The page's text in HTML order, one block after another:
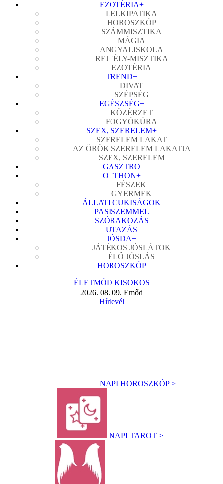
EZOTÉRIA+
LELKIPATIKA
HOROSZKÓP
SZÁMMISZTIKA
MÁGIA
ANGYALISKOLA
REJTÉLY-MISZTIKA
EZOTÉRIA
TREND+
DIVAT
SZÉPSÉG
EGÉSZSÉG+
KÖZÉRZET
FOGYÓKÚRA
SZEX, SZERELEM+
SZERELEM LAKAT
AZ ÖRÖK SZERELEM LAKATJA
SZEX, SZERELEM
GASZTRO
OTTHON+
FÉSZEK
GYERMEK
ÁLLATI CUKISÁGOK
PASISZEMMEL
SZÓRAKOZÁS
UTAZÁS
JÓSDA+
JÁTÉKOS JÓSLÁTOK
ÉLŐ JÓSLÁS
HOROSZKÓP
ÉLETMÓD KISOKOS
2026. 08. 09. Emőd
Hírlevél
NAPI HOROSZKÓP >
NAPI TAROT >